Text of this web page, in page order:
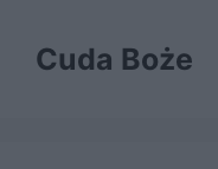
treściCuda Boże